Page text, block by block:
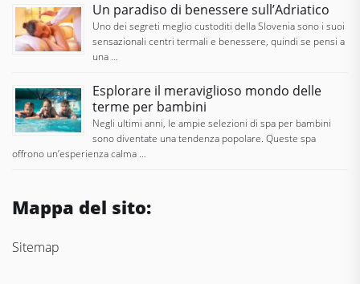
Un paradiso di benessere sull’Adriatico
Uno dei segreti meglio custoditi della Slovenia sono i suoi
sensazionali centri termali e benessere, quindi se pensi a
una …
Esplorare il meraviglioso mondo delle
terme per bambini
Negli ultimi anni, le ampie selezioni di spa per bambini
sono diventate una tendenza popolare. Queste spa
offrono un’esperienza calma …
Mappa del sito:
Sitemap